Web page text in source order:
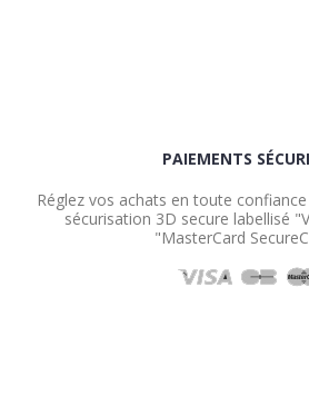
PAIEMENTS
Réglez vos achats en toute
sécurisation 3D secure labellisé
"MasterCard